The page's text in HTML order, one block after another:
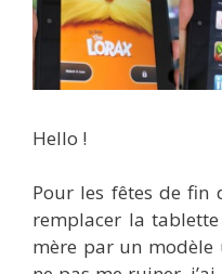
Hello !
Pour les fêtes de fin
remplacer la
mère par un modèle